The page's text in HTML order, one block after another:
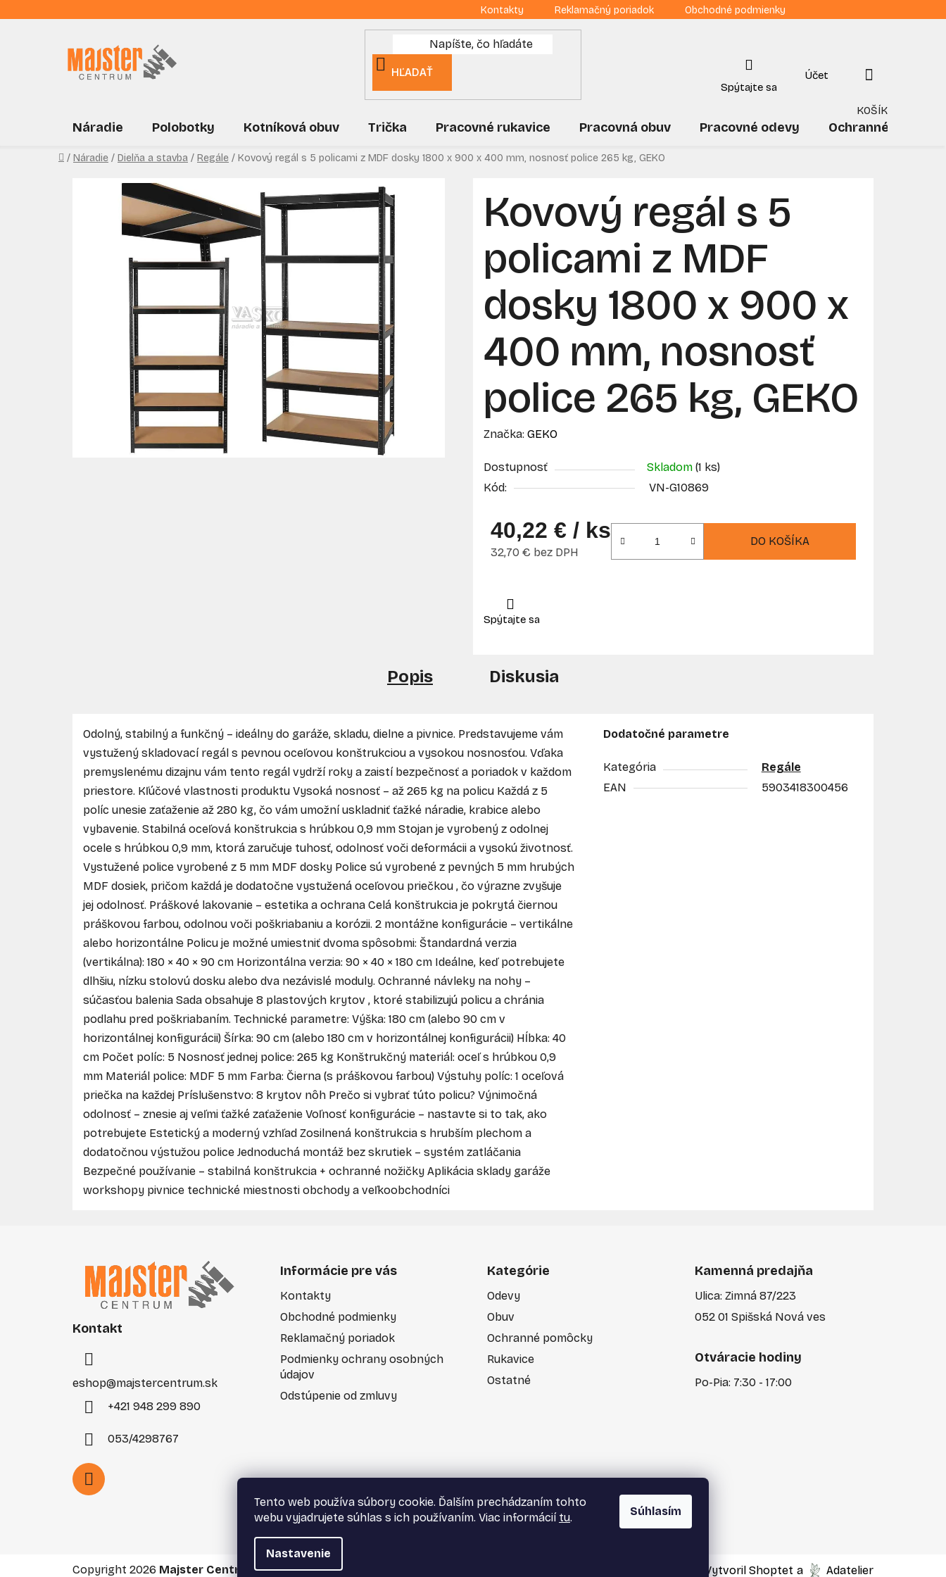
Tento web používa súbory cookie. Ďalším prechádzaním tohto
webu vyjadrujete súhlas s ich používaním. Viac informácií tu.
Nastavenie
Súhlasím
na
Kontakty Reklamačný poriadok Obchodné podmienky
HĽADAŤ
NÁKUPNÝ
KOŠÍK
Náradie Polobotky Kotníková obuv Trička Pracovné rukavice Pracovná obuv Pracovné odevy Ochranné
Domov
/ Náradie / Dielňa a stavba / Regále / Kovový regál s 5 policami z MDF dosky 1800 x 900 x 400 mm, nosnosť police 265 kg, GEKO
Kovový regál s 5
policami z MDF
dosky 1800 x 900 x
400 mm, nosnosť
police 265 kg, GEKO
Značka: GEKO
Dostupnosť Skladom (1 ks)
Kód:
VN-G10869
40,22 € / ks
32,70 € bez DPH
DO KOŠÍKA
Popis Diskusia
Odolný, stabilný a funkčný – ideálny do garáže, skladu, dielne a pivnice. Predstavujeme vám
vystužený skladovací regál s pevnou oceľovou konštrukciou a vysokou nosnosťou. Vďaka
premyslenému dizajnu vám tento regál vydrží roky a zaistí bezpečnosť a poriadok v každom
priestore. Kľúčové vlastnosti produktu Vysoká nosnosť – až 265 kg na policu Každá z 5
políc unesie zaťaženie až 280 kg, čo vám umožní uskladniť ťažké náradie, krabice alebo
vybavenie. Stabilná oceľová konštrukcia s hrúbkou 0,9 mm Stojan je vyrobený z odolnej
ocele s hrúbkou 0,9 mm, ktorá zaručuje tuhosť, odolnosť voči deformácii a vysokú životnosť.
Vystužené police vyrobené z 5 mm MDF dosky Police sú vyrobené z pevných 5 mm hrubých
MDF dosiek, pričom každá je dodatočne vystužená oceľovou priečkou , čo výrazne zvyšuje
jej odolnosť. Práškové lakovanie – estetika a ochrana Celá konštrukcia je pokrytá čiernou
práškovou farbou, odolnou voči poškriabaniu a korózii. 2 montážne konfigurácie – vertikálne
alebo horizontálne Policu je možné umiestniť dvoma spôsobmi: Štandardná verzia
(vertikálna): 180 × 40 × 90 cm Horizontálna verzia: 90 × 40 × 180 cm Ideálne, keď potrebujete
dlhšiu, nízku stolovú dosku alebo dva nezávislé moduly. Ochranné návleky na nohy –
súčasťou balenia Sada obsahuje 8 plastových krytov , ktoré stabilizujú policu a chránia
podlahu pred poškriabaním. Technické parametre: Výška: 180 cm (alebo 90 cm v
horizontálnej konfigurácii) Šírka: 90 cm (alebo 180 cm v horizontálnej konfigurácii) Hĺbka: 40
cm Počet políc: 5 Nosnosť jednej police: 265 kg Konštrukčný materiál: oceľ s hrúbkou 0,9
mm Materiál police: MDF 5 mm Farba: Čierna (s práškovou farbou) Výstuhy políc: 1 oceľová
priečka na každej Príslušenstvo: 8 krytov nôh Prečo si vybrať túto policu? Výnimočná
odolnosť – znesie aj veľmi ťažké zaťaženie Voľnosť konfigurácie – nastavte si to tak, ako
potrebujete Estetický a moderný vzhľad Zosilnená konštrukcia s hrubším plechom a
dodatočnou výstužou police Jednoduchá montáž bez skrutiek – systém zatláčania
Bezpečné používanie – stabilná konštrukcia + ochranné nožičky Aplikácia sklady garáže
workshopy pivnice technické miestnosti obchody a veľkoobchodníci
Dodatočné parametre
Kategória
Regále
EAN
5903418300456
Kontakt
eshop@majstercentrum.sk
+421 948 299 890
053/4298767
Informácie pre vás
Kontakty
Obchodné podmienky
Reklamačný poriadok
Podmienky ochrany osobných
údajov
Odstúpenie od zmluvy
Kategórie
Odevy
Obuv
Ochranné pomôcky
Rukavice
Ostatné
Kamenná predajňa
Ulica: Zimná 87/223
052 01 Spišská Nová ves
Otváracie hodiny
Po-Pia: 7:30 - 17:00
Vytvoril Shoptet a Adatelier
Copyright 2026 Majster Centrum s.r.o.. Všetky práva vyhradené.